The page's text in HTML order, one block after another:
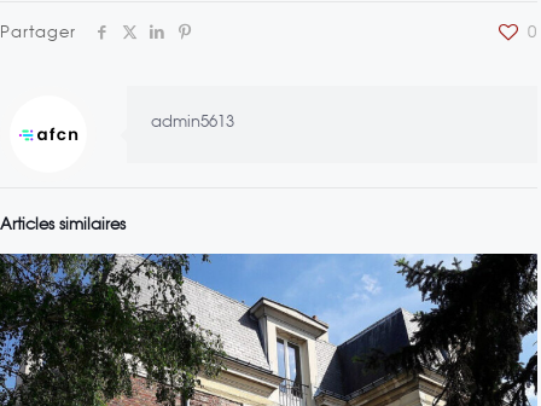
Partager 0
admin5613
Articles similaires